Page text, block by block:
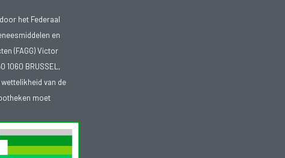
het Federaal
en
(FAGG) Victor
1060 BRUSSEL,
van de
moet